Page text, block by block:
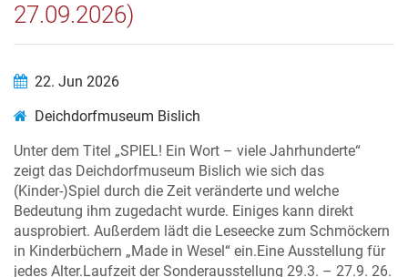
27.09.2026)
22. Jun 2026
Deichdorfmuseum Bislich
Unter dem Titel „SPIEL! Ein Wort – viele Jahrhunderte“
zeigt das Deichdorfmuseum Bislich wie sich das
(Kinder-)Spiel durch die Zeit veränderte und welche
Bedeutung ihm zugedacht wurde. Einiges kann direkt
ausprobiert. Außerdem lädt die Leseecke zum Schmöckern
in Kinderbüchern „Made in Wesel“ ein.Eine Ausstellung für
jedes Alter.Laufzeit der Sonderausstellung 29.3. – 27.9. 26.